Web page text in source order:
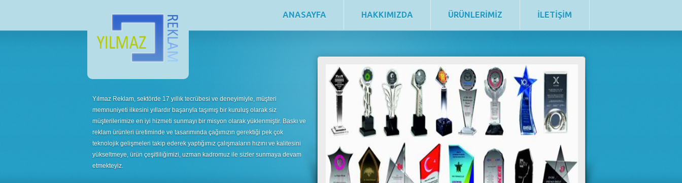
ANASAYFA HAKKIMIZDA ÜRÜNLERİMİZ İLETİŞİM
Yılmaz Reklam, sektörde 17 yıllık tecrübesi ve deneyimiyle, müşteri
memnuniyeti ilkesini yıllardır başarıyla taşımış bir kuruluş olarak siz
müşterilerimize en iyi hizmeti sunmayı bir misyon olarak yüklenmiştir. Baskı ve
reklam ürünleri üretiminde ve tasarımında çağımızın gerektiği pek çok
teknolojik gelişmeleri takip ederek yaptığımız çalışmaların hızını ve kalitesini
yükseltmeye, ürün çeşitliliğimizi, uzman kadromuz ile sizler sunmaya devam
etmekteyiz.